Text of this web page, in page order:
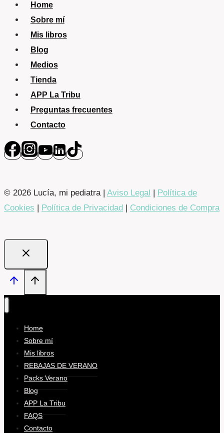
Home
Sobre mí
Mis libros
Blog
Medios
Tienda
APP La Tribu
Preguntas frecuentes
Contacto
© 2026 Lucía, mi pediatra | Aviso Legal | Política de
Cookies | Política de Privacidad | Condiciones de Compra
Home
Sobre mí
Mis libros
REBAJAS DE VERANO
Packs Verano
Blog
APP La Tribu
FAQS
Contacto